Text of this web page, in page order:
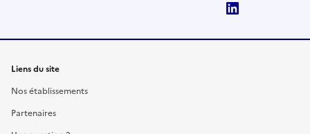
Liens du site
Nos établissements
Partenaires